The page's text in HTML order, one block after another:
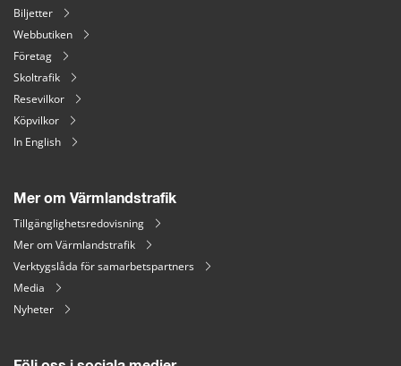
Biljetter
Webbutiken
Företag
Skoltrafik
Resevilkor
Köpvilkor
In English
Mer om Värmlandstrafik
Tillgänglighetsredovisning
Mer om Värmlandstrafik
Verktygslåda för samarbetspartners
Media
Nyheter